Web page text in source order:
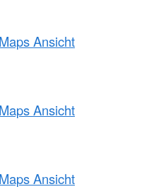
Ansicht
Ansicht
Ansicht